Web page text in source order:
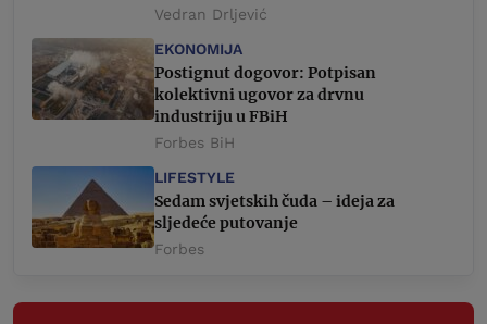
Vedran Drljević
EKONOMIJA
Postignut dogovor: Potpisan
kolektivni ugovor za drvnu
industriju u FBiH
Forbes BiH
LIFESTYLE
Sedam svjetskih čuda – ideja za
sljedeće putovanje
Forbes